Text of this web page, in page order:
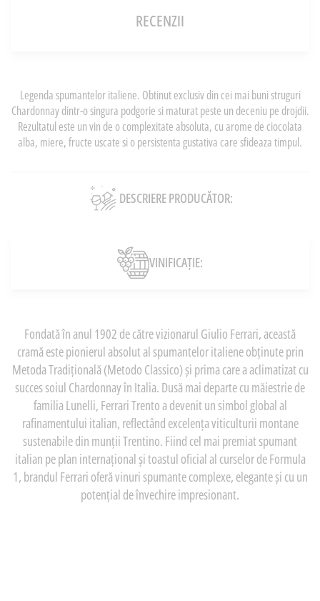
RECENZII
Legenda spumantelor italiene. Obtinut exclusiv din cei mai buni struguri
Chardonnay dintr-o singura podgorie si maturat peste un deceniu pe drojdii.
Rezultatul este un vin de o complexitate absoluta, cu arome de ciocolata
alba, miere, fructe uscate si o persistenta gustativa care sfideaza timpul.
DESCRIERE PRODUCĂTOR:
VINIFICAȚIE:
Fondată în anul 1902 de către vizionarul Giulio Ferrari, această
cramă este pionierul absolut al spumantelor italiene obținute prin
Metoda Tradițională (Metodo Classico) și prima care a aclimatizat cu
succes soiul Chardonnay în Italia. Dusă mai departe cu măiestrie de
familia Lunelli, Ferrari Trento a devenit un simbol global al
rafinamentului italian, reflectând excelența viticulturii montane
sustenabile din munții Trentino. Fiind cel mai premiat spumant
italian pe plan internațional și toastul oficial al curselor de Formula
1, brandul Ferrari oferă vinuri spumante complexe, elegante și cu un
potențial de învechire impresionant.